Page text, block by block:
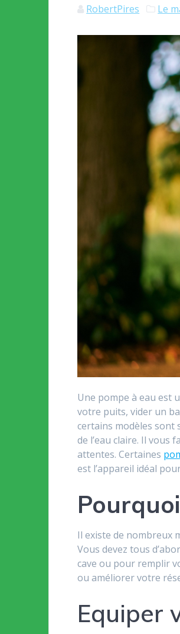
RobertPires Le
Une pompe à eau est
votre puits, vider un
certains modèles sont
de l’eau claire. Il vous
attentes. Certaines
est l’appareil idéal
Il existe de nombreux
Vous devez tous
cave ou pour remplir
ou améliorer votre
Equiper